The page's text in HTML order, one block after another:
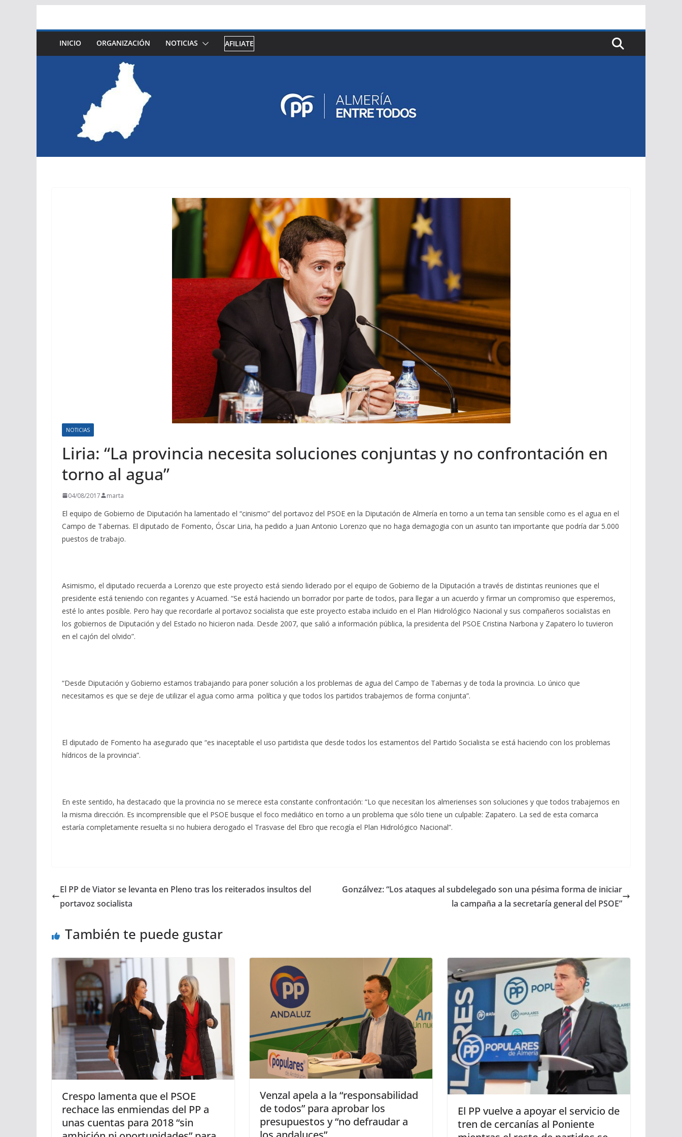
contenido
INICIO ORGANIZACIÓN NOTICIAS AFILIATE
NOTICIAS
Liria: “La provincia necesita soluciones conjuntas y no confrontación en
torno al agua”
04/08/2017 marta
El equipo de Gobierno de Diputación ha lamentado el “cinismo” del portavoz del PSOE en la Diputación de Almería en torno a un tema tan sensible como es el agua en el
Campo de Tabernas. El diputado de Fomento, Óscar Liria, ha pedido a Juan Antonio Lorenzo que no haga demagogia con un asunto tan importante que podría dar 5.000
puestos de trabajo.
Asimismo, el diputado recuerda a Lorenzo que este proyecto está siendo liderado por el equipo de Gobierno de la Diputación a través de distintas reuniones que el
presidente está teniendo con regantes y Acuamed. “Se está haciendo un borrador por parte de todos, para llegar a un acuerdo y firmar un compromiso que esperemos,
esté lo antes posible. Pero hay que recordarle al portavoz socialista que este proyecto estaba incluido en el Plan Hidrológico Nacional y sus compañeros socialistas en
los gobiernos de Diputación y del Estado no hicieron nada. Desde 2007, que salió a información pública, la presidenta del PSOE Cristina Narbona y Zapatero lo tuvieron
en el cajón del olvido”.
“Desde Diputación y Gobierno estamos trabajando para poner solución a los problemas de agua del Campo de Tabernas y de toda la provincia. Lo único que
necesitamos es que se deje de utilizar el agua como arma política y que todos los partidos trabajemos de forma conjunta”.
El diputado de Fomento ha asegurado que “es inaceptable el uso partidista que desde todos los estamentos del Partido Socialista se está haciendo con los problemas
hídricos de la provincia”.
En este sentido, ha destacado que la provincia no se merece esta constante confrontación: “Lo que necesitan los almerienses son soluciones y que todos trabajemos en
la misma dirección. Es incomprensible que el PSOE busque el foco mediático en torno a un problema que sólo tiene un culpable: Zapatero. La sed de esta comarca
estaría completamente resuelta si no hubiera derogado el Trasvase del Ebro que recogía el Plan Hidrológico Nacional”.
El PP de Viator se levanta en Pleno tras los reiterados insultos del
portavoz socialista
Gonzálvez: “Los ataques al subdelegado son una pésima forma de iniciar
la campaña a la secretaría general del PSOE”
También te puede gustar
Crespo lamenta que el PSOE
rechace las enmiendas del PP a
unas cuentas para 2018 “sin
Venzal apela a la “responsabilidad
de todos” para aprobar los
presupuestos y “no defraudar a
El PP vuelve a apoyar el servicio de
tren de cercanías al Poniente